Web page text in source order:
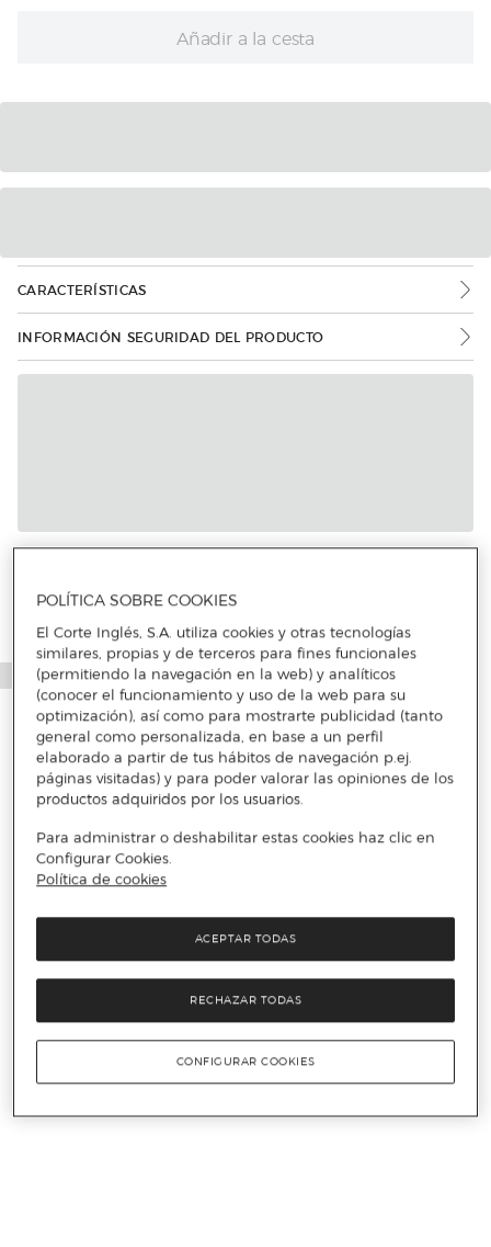
Añadir a la cesta
CARACTERÍSTICAS
INFORMACIÓN SEGURIDAD DEL PRODUCTO
POLÍTICA SOBRE COOKIES
El Corte Inglés, S.A. utiliza cookies y otras tecnologías
similares, propias y de terceros para fines funcionales
(permitiendo la navegación en la web) y analíticos
(conocer el funcionamiento y uso de la web para su
optimización), así como para mostrarte publicidad (tanto
general como personalizada, en base a un perfil
elaborado a partir de tus hábitos de navegación p.ej.
páginas visitadas) y para poder valorar las opiniones de los
productos adquiridos por los usuarios.
Para administrar o deshabilitar estas cookies haz clic en
Configurar Cookies.
Política de cookies
RECHAZAR TODAS
ACEPTAR TODAS
CONFIGURAR COOKIES